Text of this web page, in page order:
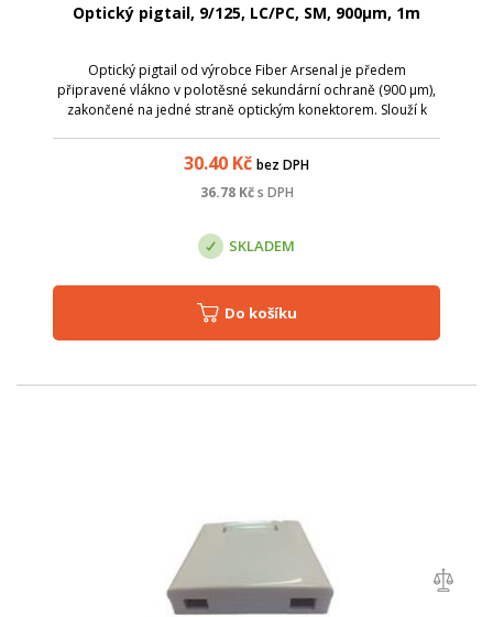
Optický pigtail, 9/125, LC/PC, SM, 900µm, 1m
Optický pigtail od výrobce Fiber Arsenal je předem
připravené vlákno v polotěsné sekundární ochraně (900 µm),
zakončené na jedné straně optickým konektorem. Slouží k
30.40 Kč bez DPH
36.78Kč s DPH
SKLADEM
Do košíku